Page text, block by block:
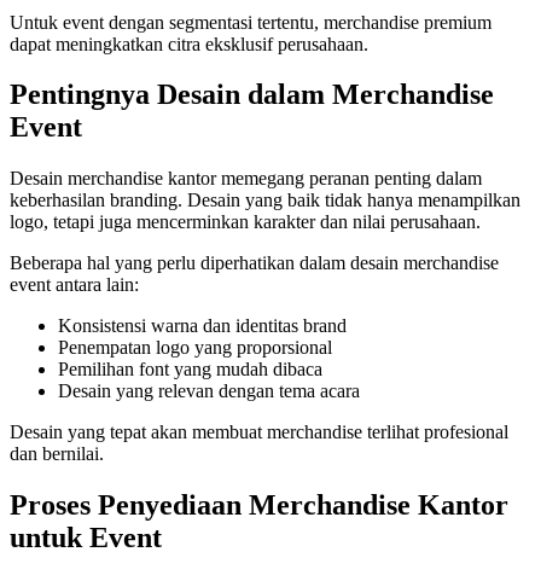
Untuk event dengan segmentasi tertentu, merchandise premium
dapat meningkatkan citra eksklusif perusahaan.
Pentingnya Desain dalam Merchandise
Event
Desain merchandise kantor memegang peranan penting dalam
keberhasilan branding. Desain yang baik tidak hanya menampilkan
logo, tetapi juga mencerminkan karakter dan nilai perusahaan.
Beberapa hal yang perlu diperhatikan dalam desain merchandise
event antara lain:
Konsistensi warna dan identitas brand
Penempatan logo yang proporsional
Pemilihan font yang mudah dibaca
Desain yang relevan dengan tema acara
Desain yang tepat akan membuat merchandise terlihat profesional
dan bernilai.
Proses Penyediaan Merchandise Kantor
untuk Event